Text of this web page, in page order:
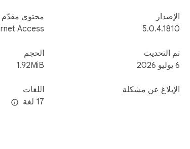
purchase a yearly account (39.95/year) or
الإصدار
5.0.4.1810
تم التحديث
6 يوليو 2026
الإبلاغ عن مشكلة
محتوى
Access
الحجم
1.92MiB
اللغات
‫17 لغة